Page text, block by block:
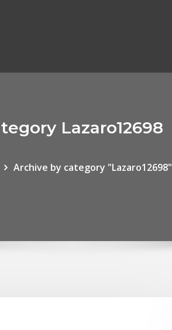
Lazaro12698
Archive by category "Lazaro12698"